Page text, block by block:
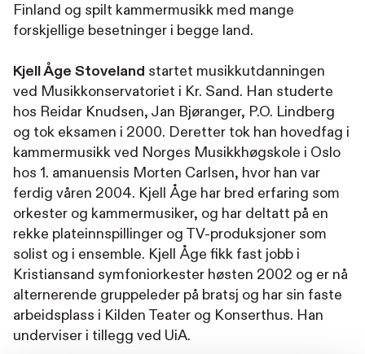
Finland og spilt kammermusikk med mange
forskjellige besetninger i begge land.
Kjell Åge Stoveland startet musikkutdanningen
ved Musikkonservatoriet i Kr. Sand. Han studerte
hos Reidar Knudsen, Jan Bjøranger, P.O. Lindberg
og tok eksamen i 2000. Deretter tok han hovedfag i
kammermusikk ved Norges Musikkhøgskole i Oslo
hos 1. amanuensis Morten Carlsen, hvor han var
ferdig våren 2004. Kjell Åge har bred erfaring som
orkester og kammermusiker, og har deltatt på en
rekke plateinnspillinger og TV-produksjoner som
solist og i ensemble. Kjell Åge fikk fast jobb i
Kristiansand symfoniorkester høsten 2002 og er nå
alternerende gruppeleder på bratsj og har sin faste
arbeidsplass i Kilden Teater og Konserthus. Han
underviser i tillegg ved UiA.